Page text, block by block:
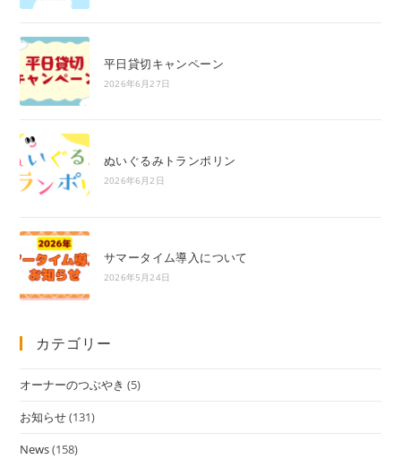
平日貸切キャンペーン
2026年6月27日
ぬいぐるみトランポリン
2026年6月2日
サマータイム導入について
2026年5月24日
カテゴリー
オーナーのつぶやき (5)
お知らせ(131)
News(158)